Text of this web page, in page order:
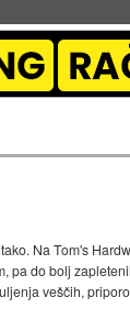
Na Tom's
pa do bolj
veščih,